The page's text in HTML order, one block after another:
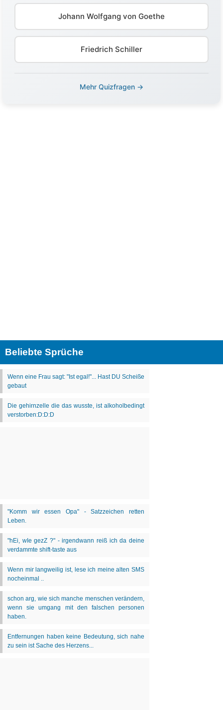
Johann Wolfgang von Goethe
Friedrich Schiller
Mehr Quizfragen →
Beliebte Sprüche